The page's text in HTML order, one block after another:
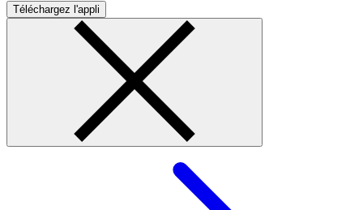
Téléchargez l'appli